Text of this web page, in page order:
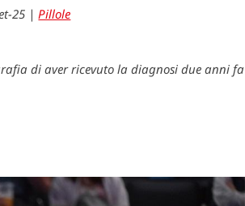
25 |Pillole
di aver ricevuto la diagnosi due anni fa